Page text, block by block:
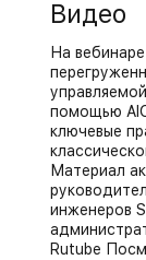
Видео
На
помощью
ключевые
Материал
инженеров
Rutube